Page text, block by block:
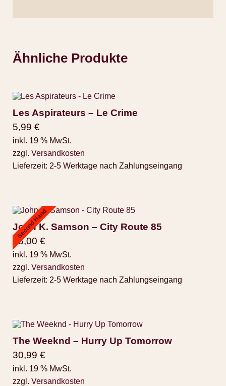
Ähnliche Produkte
Les Aspirateurs – Le Crime
5,99 €
inkl. 19 % MwSt.
zzgl. Versandkosten
Lieferzeit: 2-5 Werktage nach Zahlungseingang
Second Hand
John K. Samson – City Route 85
15,00 €
inkl. 19 % MwSt.
zzgl. Versandkosten
Lieferzeit: 2-5 Werktage nach Zahlungseingang
The Weeknd – Hurry Up Tomorrow
30,99 €
inkl. 19 % MwSt.
zzgl. Versandkosten